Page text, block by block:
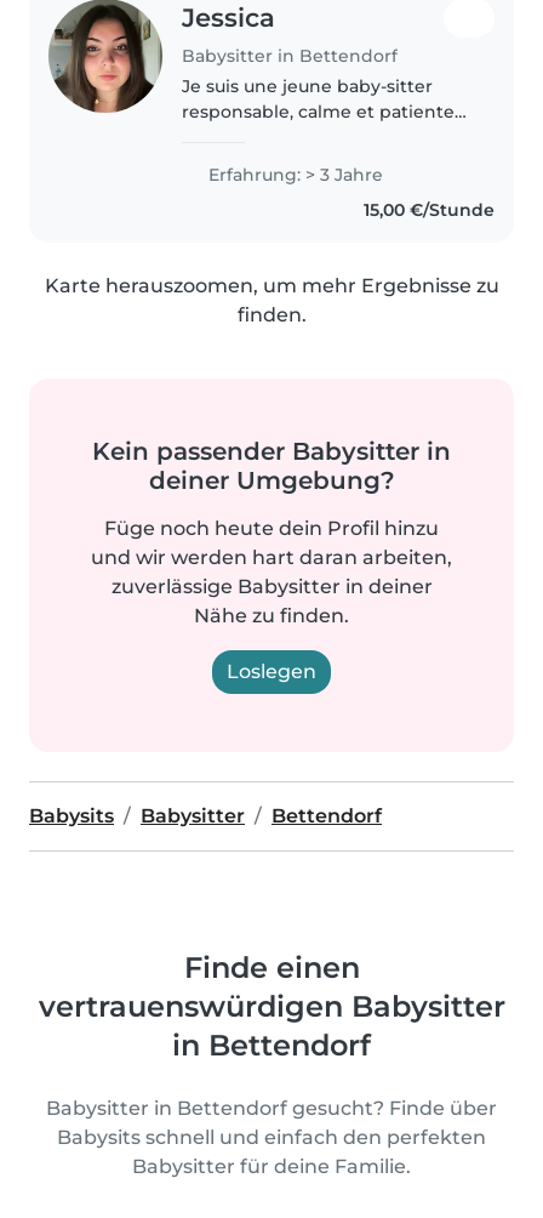
Jessica
Babysitter in Bettendorf
Je suis une jeune baby-sitter
responsable, calme et patiente
adolescents. Je parle
couramment le français,
Erfahrung: > 3 Jahre
15,00 €/Stunde
Karte herauszoomen, um mehr Ergebnisse zu
finden.
Kein passender Babysitter in
deiner Umgebung?
Füge noch heute dein Profil hinzu
und wir werden hart daran arbeiten,
zuverlässige Babysitter in deiner
Nähe zu finden.
Loslegen
Babysits Babysitter Bettendorf
Finde einen
vertrauenswürdigen Babysitter
in Bettendorf
Babysitter in Bettendorf gesucht? Finde über
Babysits schnell und einfach den perfekten
Babysitter für deine Familie.